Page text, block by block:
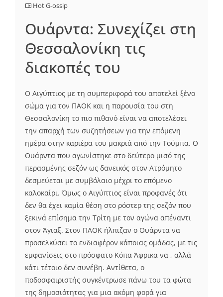
Hot G-ossip
Ουάρντα: Συνεχίζει στη
Θεσσαλονίκη τις
διακοπές του
Ο Αιγύπτιος με τη συμπεριφορά του αποτελεί ξένο
σώμα για τον ΠΑΟΚ και η παρουσία του στη
Θεσσαλονίκη το πιο πιθανό είναι να αποτελέσει
την απαρχή των συζητήσεων για την επόμενη
ημέρα στην καριέρα του μακριά από την Τούμπα. Ο
Ουάρντα που αγωνίστηκε στο δεύτερο μισό της
περασμένης σεζόν ως δανεικός στον Ατρόμητο
δεσμεύεται με συμβόλαιο μέχρι το επόμενο
καλοκαίρι. Όμως ο Αιγύπτιος είναι προφανές ότι
δεν θα έχει καμία θέση στο ρόστερ της σεζόν που
ξεκινά επίσημα την Τρίτη με τον αγώνα απέναντι
στον Άγιαξ. Στον ΠΑΟΚ ήλπιζαν ο Ουάρντα να
προσελκύσει το ενδιαφέρον κάποιας ομάδας, με τις
εμφανίσεις στο πρόσφατο Κόπα Άφρικα να , αλλά
κάτι τέτοιο δεν συνέβη. Αντίθετα, ο
ποδοσφαιριστής συγκέντρωσε πάνω του τα φώτα
της δημοσιότητας για μια ακόμη φορά για